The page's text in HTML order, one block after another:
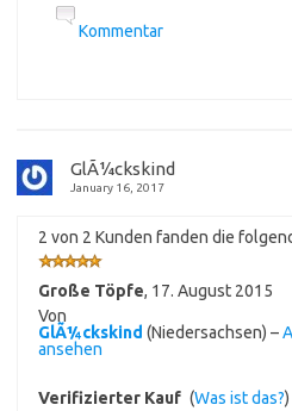
Kommentar
GlÃ¼ckskind
January 16, 2017
2 von 2 Kunden fanden die
Große Töpfe, 17. August 2015
Von
GlÃ¼ckskind (Niedersachsen) –
ansehen
Verifizierter Kauf (Was ist das?)